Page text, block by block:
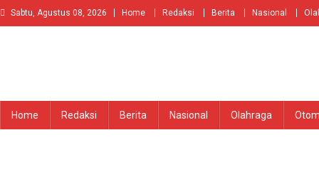
Skip
to
Sabtu, Agustus 08, 2026 Home Redaksi Berita Nasional
Home Redaksi Berita Nasional Olahraga